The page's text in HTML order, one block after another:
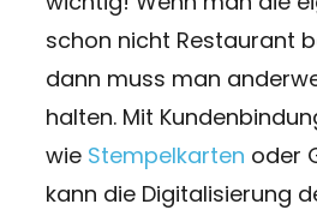
schon nicht Restaurant
dann muss man
halten. Mit
wie Stempelkarten oder
kann die Digitalisierung